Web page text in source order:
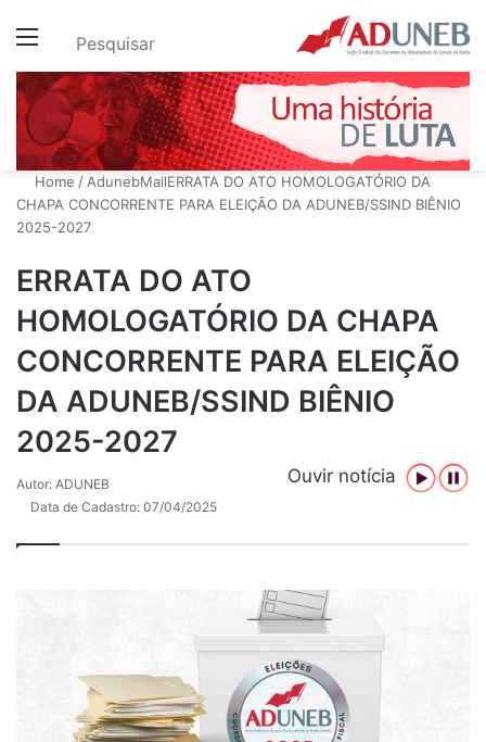
Menu Pesquisar
Home /AdunebMailERRATA DO ATO HOMOLOGATÓRIO DA
CHAPA CONCORRENTE PARA ELEIÇÃO DA ADUNEB/SSIND BIÊNIO
2025-2027
ERRATA DO ATO
HOMOLOGATÓRIO DA CHAPA
CONCORRENTE PARA ELEIÇÃO
DA ADUNEB/SSIND BIÊNIO
2025-2027
Ouvir notícia
Autor: ADUNEB
Data de Cadastro: 07/04/2025